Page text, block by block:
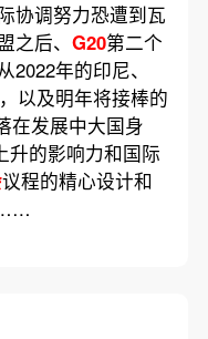
协调努力恐遭到瓦
之后、 G20第二个
年的印尼、
以及明年将接棒的
在发展中大国身
升的影响力和国际
议程的精心设计和